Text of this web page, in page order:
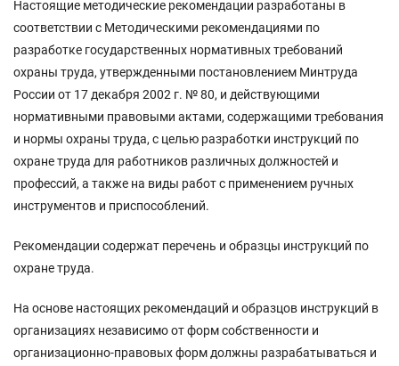
Настоящие методические рекомендации разработаны в
соответствии с Методическими рекомендациями по
разработке государственных нормативных требований
охраны труда, утвержденными постановлением Минтруда
России от 17 декабря 2002 г. № 80, и действующими
нормативными правовыми актами, содержащими требования
и нормы охраны труда, с целью разработки инструкций по
охране труда для работников различных должностей и
профессий, а также на виды работ с применением ручных
инструментов и приспособлений.
Рекомендации содержат перечень и образцы инструкций по
охране труда.
На основе настоящих рекомендаций и образцов инструкций в
организациях независимо от форм собственности и
организационно-правовых форм должны разрабатываться и